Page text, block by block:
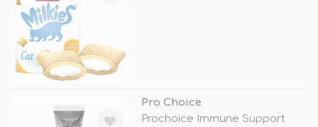
Pro Choice
Prochoice Immune Support